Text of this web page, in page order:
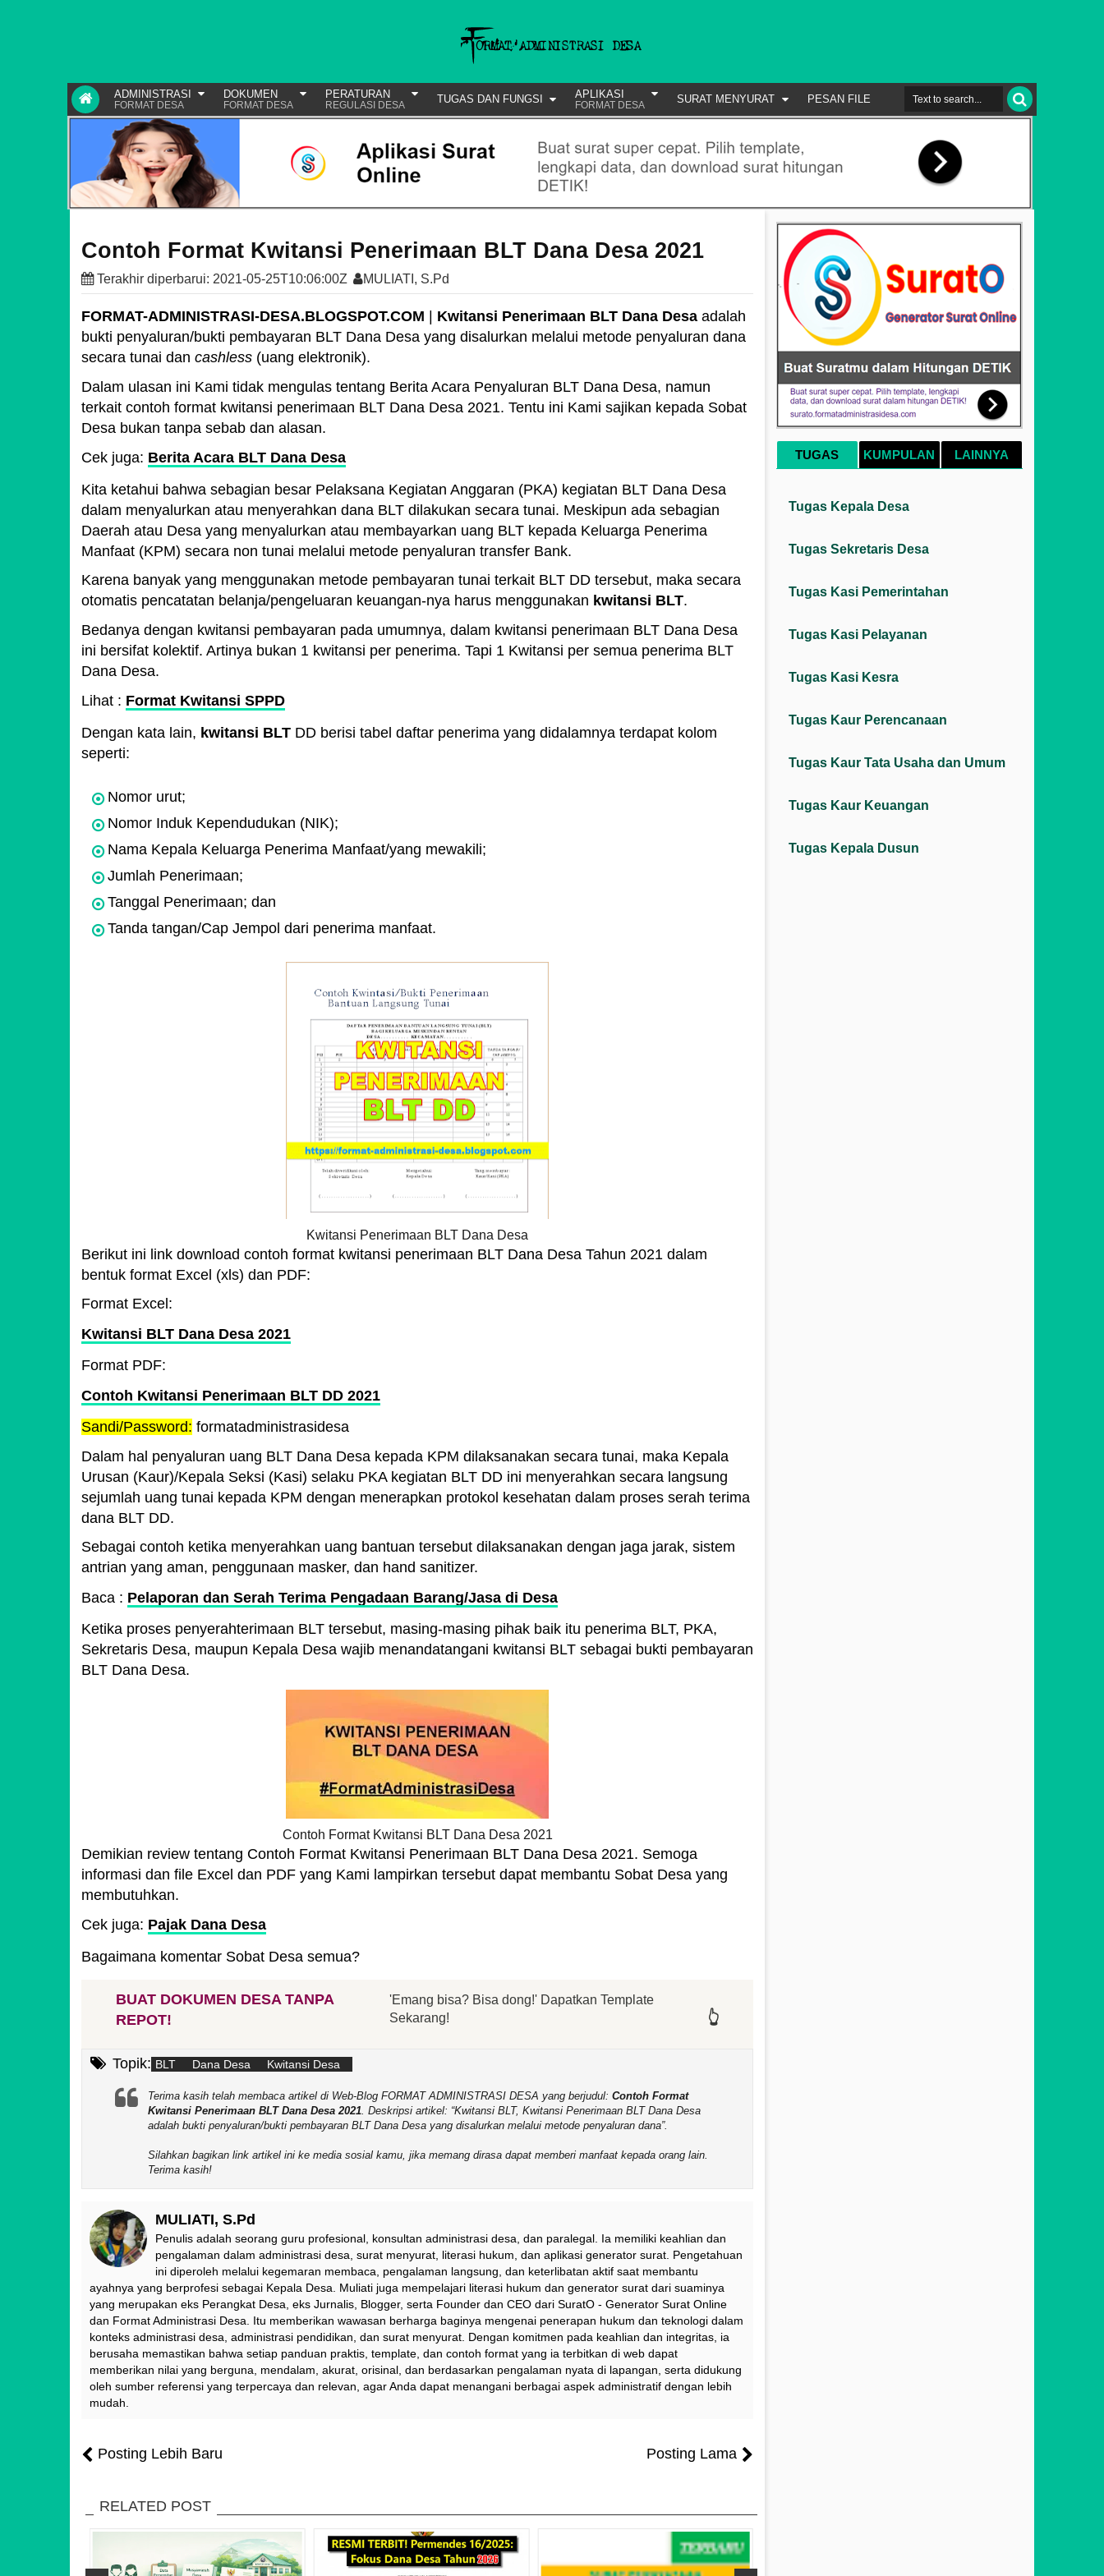
ADMINISTRASI
FORMAT DESA
DOKUMEN
FORMAT DESA
PERATURAN
REGULASI DESA TUGAS DAN FUNGSI APLIKASI
FORMAT DESA SURAT MENYURAT PESAN FILE
Contoh Format Kwitansi Penerimaan BLT Dana Desa 2021
Terakhir diperbarui: 2021-05-25T10:06:00Z MULIATI, S.Pd
FORMAT-ADMINISTRASI-DESA.BLOGSPOT.COM Kwitansi Penerimaan BLT Dana Desa adalah
bukti penyaluran/bukti pembayaran BLT Dana Desa yang disalurkan melalui metode penyaluran dana
secara tunai dan cashless (uang elektronik).
Dalam ulasan ini Kami tidak mengulas tentang Berita Acara Penyaluran BLT Dana Desa, namun
terkait contoh format kwitansi penerimaan BLT Dana Desa 2021. Tentu ini Kami sajikan kepada Sobat
Desa bukan tanpa sebab dan alasan.
Cek juga: Berita Acara BLT Dana Desa
Kita ketahui bahwa sebagian besar Pelaksana Kegiatan Anggaran (PKA) kegiatan BLT Dana Desa
dalam menyalurkan atau menyerahkan dana BLT dilakukan secara tunai. Meskipun ada sebagian
Daerah atau Desa yang menyalurkan atau membayarkan uang BLT kepada Keluarga Penerima
Manfaat (KPM) secara non tunai melalui metode penyaluran transfer Bank.
Karena banyak yang menggunakan metode pembayaran tunai terkait BLT DD tersebut, maka secara
otomatis pencatatan belanja/pengeluaran keuangan-nya harus menggunakan kwitansi BLT.
Bedanya dengan kwitansi pembayaran pada umumnya, dalam kwitansi penerimaan BLT Dana Desa
ini bersifat kolektif. Artinya bukan 1 kwitansi per penerima. Tapi 1 Kwitansi per semua penerima BLT
Dana Desa.
Lihat : Format Kwitansi SPPD
Dengan kata lain, kwitansi BLT DD berisi tabel daftar penerima yang didalamnya terdapat kolom
seperti:
Nomor urut;
Nomor Induk Kependudukan (NIK);
Nama Kepala Keluarga Penerima Manfaat/yang mewakili;
Jumlah Penerimaan;
Tanggal Penerimaan; dan
Tanda tangan/Cap Jempol dari penerima manfaat.
Kwitansi Penerimaan BLT Dana Desa
Berikut ini link download contoh format kwitansi penerimaan BLT Dana Desa Tahun 2021 dalam
bentuk format Excel (xls) dan PDF:
Format Excel:
Kwitansi BLT Dana Desa 2021
Format PDF:
Contoh Kwitansi Penerimaan BLT DD 2021
Sandi/Password: formatadministrasidesa
Dalam hal penyaluran uang BLT Dana Desa kepada KPM dilaksanakan secara tunai, maka Kepala
Urusan (Kaur)/Kepala Seksi (Kasi) selaku PKA kegiatan BLT DD ini menyerahkan secara langsung
sejumlah uang tunai kepada KPM dengan menerapkan protokol kesehatan dalam proses serah terima
dana BLT DD.
Sebagai contoh ketika menyerahkan uang bantuan tersebut dilaksanakan dengan jaga jarak, sistem
antrian yang aman, penggunaan masker, dan hand sanitizer.
Baca : Pelaporan dan Serah Terima Pengadaan Barang/Jasa di Desa
Ketika proses penyerahterimaan BLT tersebut, masing-masing pihak baik itu penerima BLT, PKA,
Sekretaris Desa, maupun Kepala Desa wajib menandatangani kwitansi BLT sebagai bukti pembayaran
BLT Dana Desa.
Contoh Format Kwitansi BLT Dana Desa 2021
Demikian review tentang Contoh Format Kwitansi Penerimaan BLT Dana Desa 2021. Semoga
informasi dan file Excel dan PDF yang Kami lampirkan tersebut dapat membantu Sobat Desa yang
membutuhkan.
Cek juga: Pajak Dana Desa
Bagaimana komentar Sobat Desa semua?
BUAT DOKUMEN DESA TANPA
REPOT!
'Emang bisa? Bisa dong!' Dapatkan Template
Sekarang!
👆
Topik: BLT Dana Desa Kwitansi Desa
Terima kasih telah membaca artikel di Web-Blog FORMAT ADMINISTRASI DESA yang berjudul: Contoh Format
Kwitansi Penerimaan BLT Dana Desa 2021 . Deskripsi artikel: Kwitansi BLT, Kwitansi Penerimaan BLT Dana Desa
adalah bukti penyaluran/bukti pembayaran BLT Dana Desa yang disalurkan melalui metode penyaluran dana .
Silahkan bagikan link artikel ini ke media sosial kamu, jika memang dirasa dapat memberi manfaat kepada orang lain.
Terima kasih!
MULIATI, S.Pd
Penulis adalah seorang guru profesional, konsultan administrasi desa, dan paralegal. Ia memiliki keahlian dan
pengalaman dalam administrasi desa, surat menyurat, literasi hukum, dan aplikasi generator surat. Pengetahuan
ini diperoleh melalui kegemaran membaca, pengalaman langsung, dan keterlibatan aktif saat membantu
ayahnya yang berprofesi sebagai Kepala Desa. Muliati juga mempelajari literasi hukum dan generator surat dari suaminya
yang merupakan eks Perangkat Desa, eks Jurnalis, Blogger, serta Founder dan CEO dari SuratO - Generator Surat Online
dan Format Administrasi Desa. Itu memberikan wawasan berharga baginya mengenai penerapan hukum dan teknologi dalam
konteks administrasi desa, administrasi pendidikan, dan surat menyurat. Dengan komitmen pada keahlian dan integritas, ia
berusaha memastikan bahwa setiap panduan praktis, template, dan contoh format yang ia terbitkan di web dapat
memberikan nilai yang berguna, mendalam, akurat, orisinal, dan berdasarkan pengalaman nyata di lapangan, serta didukung
oleh sumber referensi yang terpercaya dan relevan, agar Anda dapat menangani berbagai aspek administratif dengan lebih
mudah.
Posting Lebih Baru Posting Lama
RELATED POST
TUGAS KUMPULAN LAINNYA
Tugas Kepala Desa
Tugas Sekretaris Desa
Tugas Kasi Pemerintahan
Tugas Kasi Pelayanan
Tugas Kasi Kesra
Tugas Kaur Perencanaan
Tugas Kaur Tata Usaha dan Umum
Tugas Kaur Keuangan
Tugas Kepala Dusun